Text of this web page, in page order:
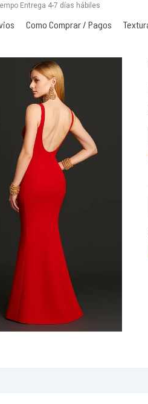
Entrega 4-7 días hábiles
Como Comprar / Pagos